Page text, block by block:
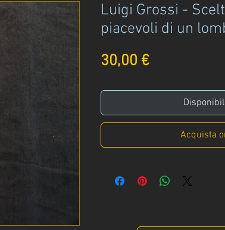
Luigi Grossi -
piacevoli di un
30,00 €Prezzo
Acquista